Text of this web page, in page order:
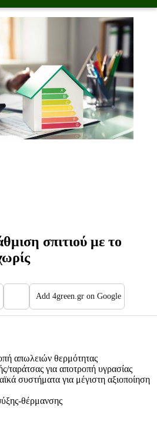
σπιτιού με το
Add 4green.gr on Google
απωλειών θερμότητας
για αποτροπή υγρασίας
συστήματα για μέγιστη αξιοποίηση
θέρμανσης